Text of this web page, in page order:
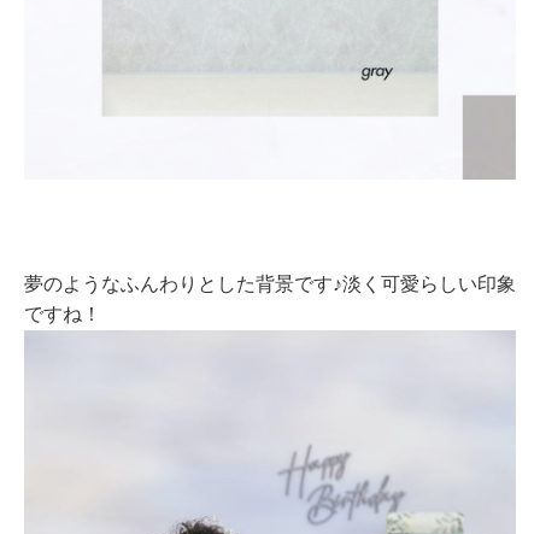
夢のようなふんわりとした背景です♪淡く可愛らしい印象
ですね！